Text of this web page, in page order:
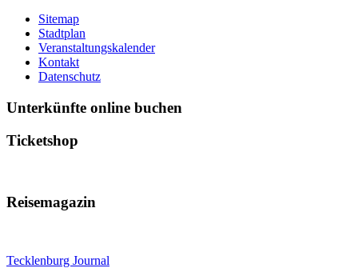
Sitemap
Stadtplan
Veranstaltungskalender
Kontakt
Datenschutz
Unterkünfte online buchen
Ticketshop
Reisemagazin
Tecklenburg Journal